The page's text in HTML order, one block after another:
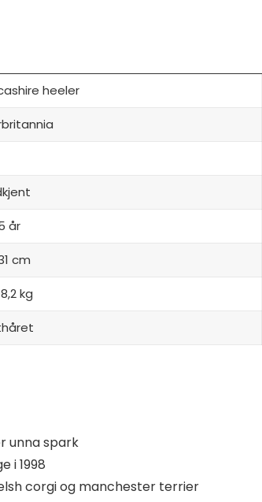
heeler
år
cm
kg
unna spark
i 1998
corgi og manchester terrier